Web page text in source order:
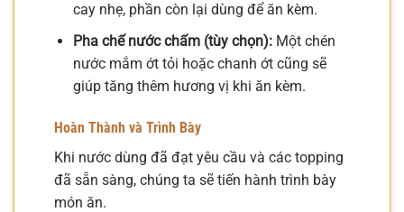
cay nhẹ, phần còn lại dùng để ăn kèm.
Pha chế nước chấm (tùy chọn):Một chén
nước mắm ớt tỏi hoặc chanh ớt cũng sẽ
giúp tăng thêm hương vị khi ăn kèm.
Hoàn Thành và Trình Bày
Khi nước dùng đã đạt yêu cầu và các topping
đã sẵn sàng, chúng ta sẽ tiến hành trình bày
món ăn.